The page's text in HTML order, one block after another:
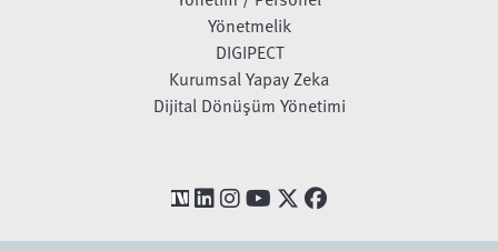
Yönetmelik
DIGIPECT
Kurumsal Yapay Zeka
Dijital Dönüşüm Yönetimi